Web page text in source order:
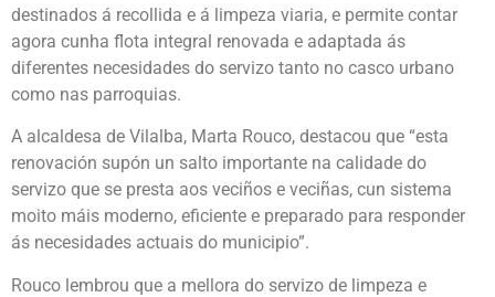
destinados á recollida e á limpeza viaria, e permite contar
agora cunha flota integral renovada e adaptada ás
diferentes necesidades do servizo tanto no casco urbano
como nas parroquias.
A alcaldesa de Vilalba, Marta Rouco, destacou que “esta
renovación supón un salto importante na calidade do
servizo que se presta aos veciños e veciñas, cun sistema
moito máis moderno, eficiente e preparado para responder
ás necesidades actuais do municipio”.
Rouco lembrou que a mellora do servizo de limpeza e